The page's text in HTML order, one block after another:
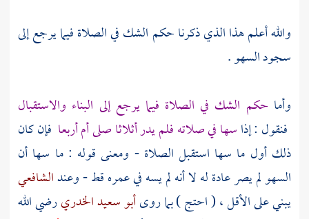
والله أعلم هذا الذي ذكرنا حكم الشك في الصلاة فيما يرجع إلى
سجود السهو .
وأما حكم الشك في الصلاة فيما يرجع إلى البناء والاستقبال
فنقول : إذاسها في صلاته فلم يدر أثلاثا صلى أم أربعا فإن كان
ذلك أول ما سها استقبل الصلاة - ومعنى قوله : ما سها أن
السهو لم يصر عادة له لا أنه لم يسه في عمره قط - وعندالشافعي
يبني على الأقل ، ( احتج ) بما روىأبو سعيد الخدريرضي الله